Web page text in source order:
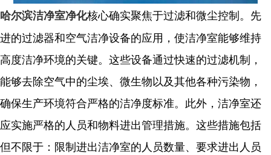
哈尔滨洁净室净化核心确实聚焦于过滤和微尘控制。先
进的过滤器和空气洁净设备的应用，使洁净室能够维持
高度洁净环境的关键。这些设备通过快速的过滤机制，
能够去除空气中的尘埃、微生物以及其他各种污染物，
确保生产环境符合严格的洁净度标准。此外，洁净室还
应实施严格的人员和物料进出管理措施。这些措施包括
但不限于：限制进出洁净室的人员数量、要求进出人员